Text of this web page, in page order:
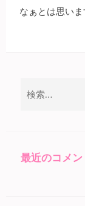
なぁとは思いま
最近のコメン